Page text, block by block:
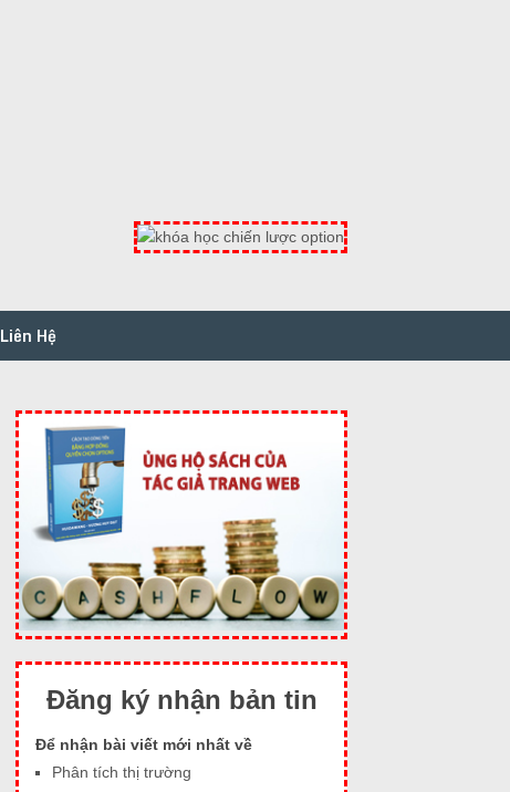
Liên Hệ
Đăng ký nhận bản tin
Để nhận bài viết mới nhất về
Phân tích thị trường